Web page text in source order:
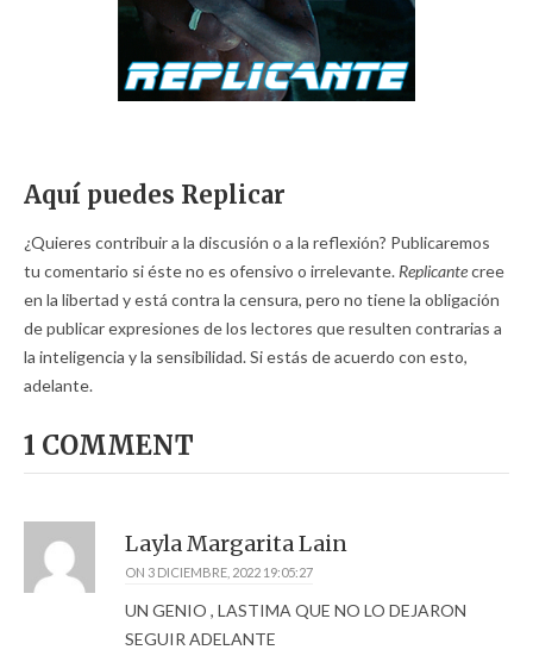
Aquí puedes Replicar
¿Quieres contribuir a la discusión o a la reflexión? Publicaremos
tu comentario si éste no es ofensivo o irrelevante. Replicantecree
en la libertad y está contra la censura, pero no tiene la obligación
de publicar expresiones de los lectores que resulten contrarias a
la inteligencia y la sensibilidad. Si estás de acuerdo con esto,
adelante.
1 COMMENT
Layla Margarita Lain
ON 3 DICIEMBRE, 2022 19:05:27
UN GENIO , LASTIMA QUE NO LO DEJARON
SEGUIR ADELANTE